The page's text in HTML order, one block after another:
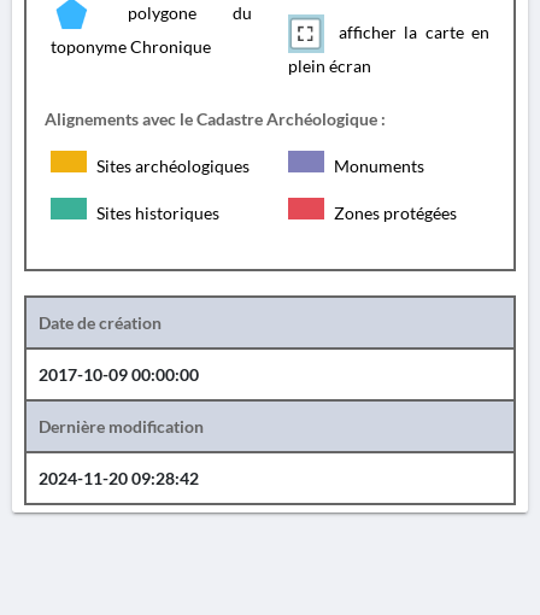
polygone du
toponyme Chronique
afficher la carte en
plein écran
Alignements avec le Cadastre Archéologique :
Sites archéologiques Monuments
Sites historiques Zones protégées
Date de création
2017-10-09 00:00:00
Dernière modification
2024-11-20 09:28:42